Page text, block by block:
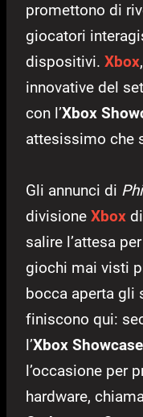
promettono di
giocatori
dispositivi. Xbox
innovative del
con l’Xbox
attesissimo che
Gli annunci di
divisione Xbox di
salire l’attesa
giochi mai visti
bocca aperta gli
finiscono qui:
l’Xbox
l’occasione per
hardware,